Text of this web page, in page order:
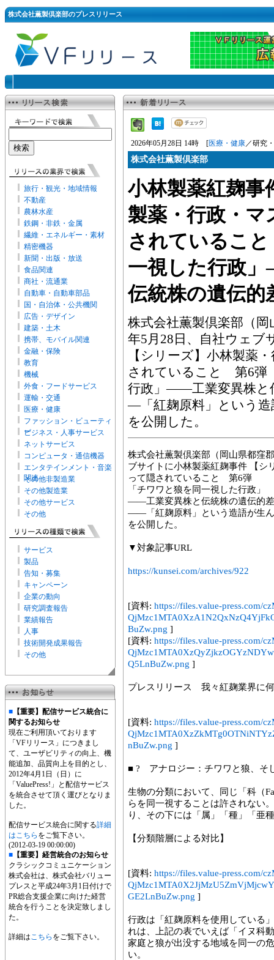
株式会社薫製倶楽部のプレスリリース
旅行・観光・地域情報
不動産
農林水産
鉄鋼・非鉄・金属
繊維・エネルギー・素材
精密機器
新聞・出版・放送
食品関連
商社・流通業
自動車・自動車部品
国・自治体・公共機関
広告・デザイン
建築・土木
携帯、モバイル関連
金融・保険
教育
機械
外食・フードサービス
運輸・交通
医療・健康
ファッション・ビューティ
ー
ビジネス・人事サービス
ネットサービス
コンピュータ・通信機器
エンタテインメント・音楽
関連
その他非製造業
その他製造業
その他サービス
その他
サービス
製品
告知・募集
キャンペーン
企業の動向
研究調査報告
業績報告
人事
技術開発成果報告
その他
■ 【重要】配信サービス統合に
関するお知らせ
現在ご利用頂いております
「VFリリース」につきまし
て、ユーザビリティの向上、機
能追加、品質向上を目的とし、
2012年4月1日（日）に
「ValuePress!」と配信サービス
を統合させて頂く運びとなりま
した。
配信サービス統合に関する詳細
はこちら をご覧下さい。
(2012-03-19 00:00:00)
■ 【重要】経営統合のお知らせ
クラシックコミュニケーション
株式会社は、株式会社バリュー
プレスと平成24年3月1日付けで
PR総合支援企業に向けた経営
統合を行うことを決定致しまし
た。
詳細はこちら をご覧下さい。
2026年05月28日 14時 [医療・健康／研究
株式会社薫製倶楽部
小林製薬紅麹
製薬・行政・
されているこ
一視した行政
伝統株の遺伝
株式会社薫製倶楽部（
年5月28日、自社ウェブ
【シリーズ】小林製薬
されていること 第6弾
行政」――工業変異株
―「紅麹原料」という
を公開した。
株式会社薫製倶楽部（岡山県都窪
ブサイトに小林製薬紅麹事件 【シ
って隠されていること 第6弾
「チワワと狼を同一視した行政」
――工業変異株と伝統株の遺伝的
――「紅麹原料」という造語が生
を公開した。
▼対象記事URL
https://kunsei.com/archives/922
[資料: https://files.value-press.com/
BuZw.png ]
[資料: https://files.value-press.com/
Q5LnBuZw.png ]
プレスリリース 我々紅麹業界に
[資料: https://files.value-press.com/
nBuZw.png ]
■ ? アナロジー：チワワと狼、そ
生物の分類において、同じ「科（
らを同一視することは許されない
り、その下には「属」「種」「亜
【分類階層による対比】
[資料: https://files.value-press.com/
GE2LnBuZw.png ]
行政は「紅麹原料を使用している
れは、上記の表でいえば「イヌ科
家庭と狼が出没する地域を同一の
い。